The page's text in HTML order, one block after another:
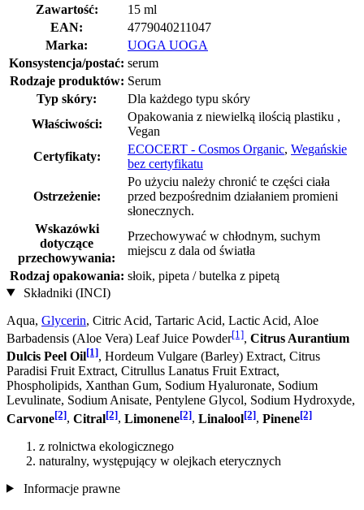
Zawartość:
15 ml
EAN:
4779040211047
Marka:
UOGA UOGA
Konsystencja/postać: serum
Rodzaje produktów: Serum
Typ skóry:
Dla każdego typu skóry
Właściwości:
Opakowania z niewielką ilością plastiku ,
Vegan
Certyfikaty:
ECOCERT - Cosmos Organic, Wegańskie
bez certyfikatu
Ostrzeżenie:
Po użyciu należy chronić te części ciała
przed bezpośrednim działaniem promieni
słonecznych.
Wskazówki
dotyczące
przechowywania:
Przechowywać w chłodnym, suchym
miejscu z dala od światła
Rodzaj opakowania: słoik, pipeta / butelka z pipetą
Składniki (INCI)
Aqua, Glycerin, Citric Acid, Tartaric Acid, Lactic Acid, Aloe
Barbadensis (Aloe Vera) Leaf Juice Powder[1], Citrus Aurantium
Dulcis Peel Oil[1], Hordeum Vulgare (Barley) Extract, Citrus
Paradisi Fruit Extract, Citrullus Lanatus Fruit Extract,
Phospholipids, Xanthan Gum, Sodium Hyaluronate, Sodium
Levulinate, Sodium Anisate, Pentylene Glycol, Sodium Hydroxyde,
Carvone[2], Citral[2], Limonene[2], Linalool[2], Pinene[2]
z rolnictwa ekologicznego
naturalny, występujący w olejkach eterycznych
Informacje prawne